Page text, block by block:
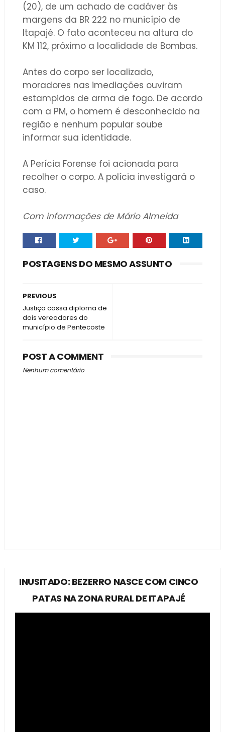
(20), de um achado de cadáver às
margens da BR 222 no município de
Itapajé. O fato aconteceu na altura do
KM 112, próximo a localidade de Bombas.
Antes do corpo ser localizado,
moradores nas imediações ouviram
estampidos de arma de fogo. De acordo
com a PM, o homem é desconhecido na
região e nenhum popular soube
informar sua identidade.
A Perícia Forense foi acionada para
recolher o corpo. A polícia investigará o
caso.
Com informações de Mário Almeida
POSTAGENS DO MESMO ASSUNTO
PREVIOUS
Justiça cassa diploma de
dois vereadores do
município de Pentecoste
POST A COMMENT
Nenhum comentário
INUSITADO: BEZERRO NASCE COM CINCO
PATAS NA ZONA RURAL DE ITAPAJÉ